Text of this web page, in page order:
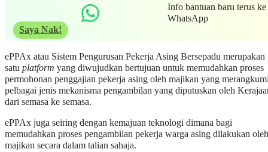
Info bantuan baru terus ke
WhatsApp
Saya Nak!
ePPAx atau Sistem Pengurusan Pekerja Asing Bersepadu merupakan
satu platform yang diwujudkan bertujuan untuk memudahkan proses
permohonan penggajian pekerja asing oleh majikan yang
pelbagai jenis mekanisma pengambilan yang diputuskan oleh
dari semasa ke semasa.
ePPAx juga seiring dengan kemajuan teknologi dimana bagi
memudahkan proses pengambilan pekerja warga asing dilakukan oleh
majikan secara dalam talian sahaja.